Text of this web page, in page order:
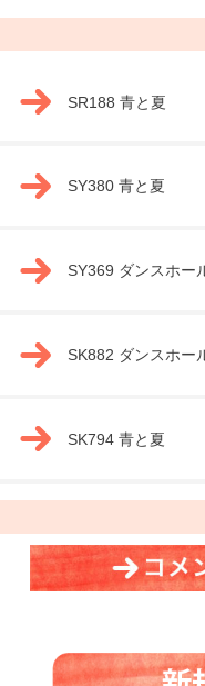
SR188 青と夏
SY380 青と夏
SY369 ダンスホー
SK882 ダンスホー
SK794 青と夏